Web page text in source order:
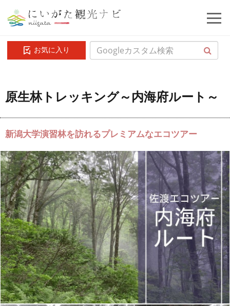
お気に入り
原生林トレッキング～内海府ルート～
新潟大学演習林を訪れるプレミアムなエコツアー